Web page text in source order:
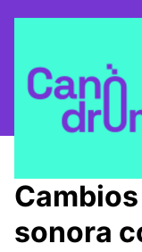
¿Quienes somos? /
sonora